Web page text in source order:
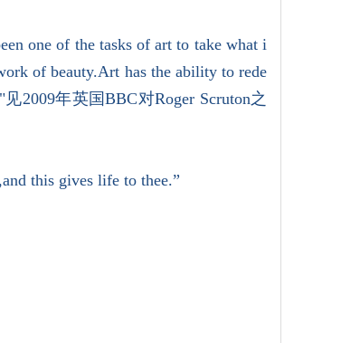
one of the tasks of art to take what i
of beauty.Art has the ability to rede
2009年英国BBC对Roger Scruton之
this gives life to thee.”